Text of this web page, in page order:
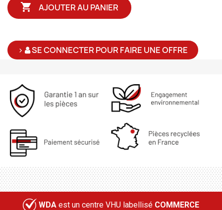
 AJOUTER AU PANIER
> SE CONNECTER POUR FAIRE UNE OFFRE
WDA est un centre VHU labellisé COMMERCE